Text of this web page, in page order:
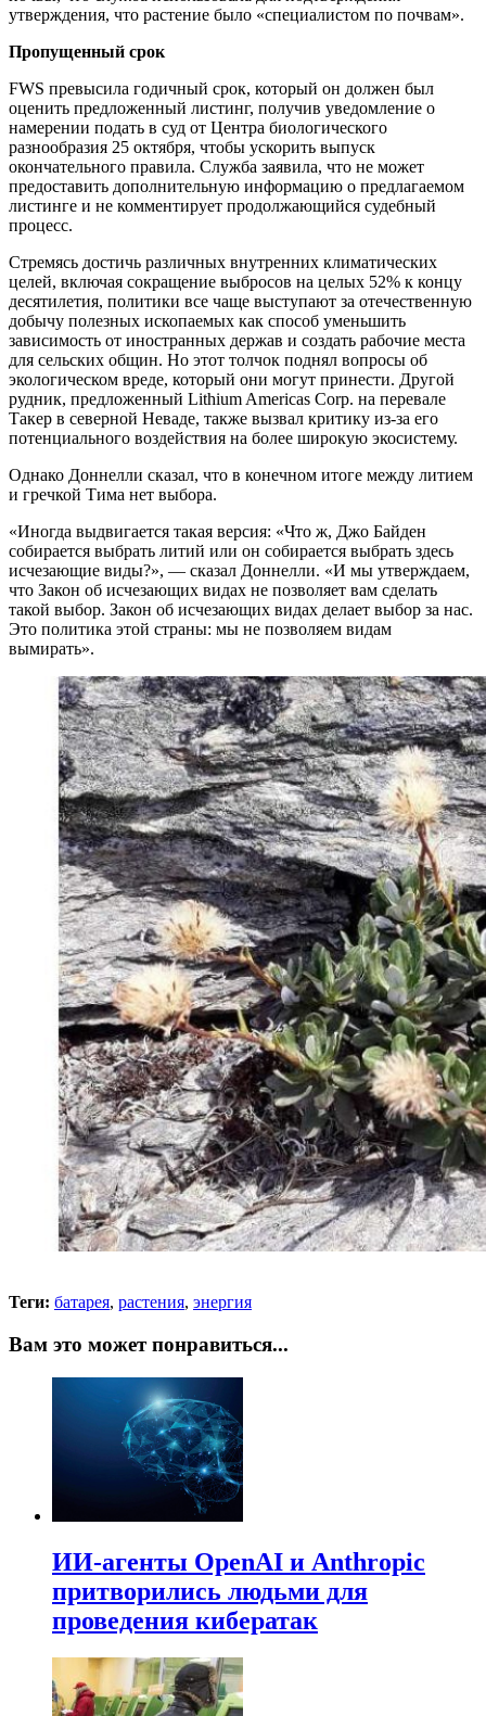
утверждения, что растение было «специалистом по почвам».
Пропущенный срок
FWS превысила годичный срок, который он должен был
оценить предложенный листинг, получив уведомление о
намерении подать в суд от Центра биологического
разнообразия 25 октября, чтобы ускорить выпуск
окончательного правила. Служба заявила, что не может
предоставить дополнительную информацию о предлагаемом
листинге и не комментирует продолжающийся судебный
процесс.
Стремясь достичь различных внутренних климатических
целей, включая сокращение выбросов на целых 52% к концу
десятилетия, политики все чаще выступают за отечественную
добычу полезных ископаемых как способ уменьшить
зависимость от иностранных держав и создать рабочие места
для сельских общин. Но этот толчок поднял вопросы об
экологическом вреде, который они могут принести. Другой
рудник, предложенный Lithium Americas Corp. на перевале
Такер в северной Неваде, также вызвал критику из-за его
потенциального воздействия на более широкую экосистему.
Однако Доннелли сказал, что в конечном итоге между литием
и гречкой Тима нет выбора.
«Иногда выдвигается такая версия: «Что ж, Джо Байден
собирается выбрать литий или он собирается выбрать здесь
исчезающие виды?», — сказал Доннелли. «И мы утверждаем,
что Закон об исчезающих видах не позволяет вам сделать
такой выбор. Закон об исчезающих видах делает выбор за нас.
Это политика этой страны: мы не позволяем видам
вымирать».
Теги: батарея, растения, энергия
Вам это может понравиться...
ИИ-агенты OpenAI и Anthropic
притворились людьми для
проведения кибератак